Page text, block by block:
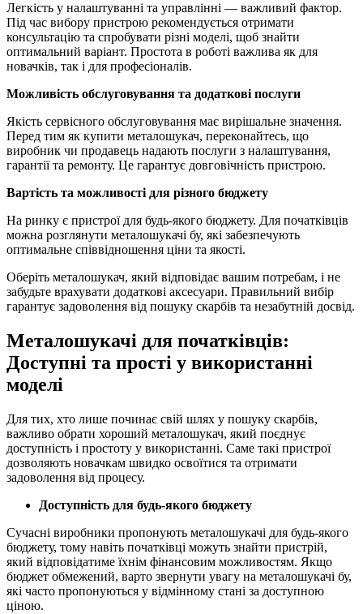
Легкість у налаштуванні та управлінні — важливий фактор.
Під час вибору пристрою рекомендується отримати
консультацію та спробувати різні моделі, щоб знайти
оптимальний варіант. Простота в роботі важлива як для
новачків, так і для професіоналів.
Можливість обслуговування та додаткові послуги
Якість сервісного обслуговування має вирішальне значення.
Перед тим як купити металошукач, переконайтесь, що
виробник чи продавець надають послуги з налаштування,
гарантії та ремонту. Це гарантує довговічність пристрою.
Вартість та можливості для різного бюджету
На ринку є пристрої для будь-якого бюджету. Для початківців
можна розглянути металошукачі бу, які забезпечують
оптимальне співвідношення ціни та якості.
Оберіть металошукач, який відповідає вашим потребам, і не
забудьте врахувати додаткові аксесуари. Правильний вибір
гарантує задоволення від пошуку скарбів та незабутній досвід.
Металошукачі для початківців:
Доступні та прості у використанні
моделі
Для тих, хто лише починає свій шлях у пошуку скарбів,
важливо обрати хороший металошукач, який поєднує
доступність і простоту у використанні. Саме такі пристрої
дозволяють новачкам швидко освоїтися та отримати
задоволення від процесу.
Доступність для будь-якого бюджету
Сучасні виробники пропонують металошукачі для будь-якого
бюджету, тому навіть початківці можуть знайти пристрій,
який відповідатиме їхнім фінансовим можливостям. Якщо
бюджет обмежений, варто звернути увагу на металошукачі бу,
які часто пропонуються у відмінному стані за доступною
ціною.